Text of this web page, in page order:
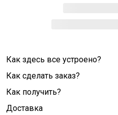
Как здесь все устроено?
Как сделать заказ?
Как получить?
Доставка